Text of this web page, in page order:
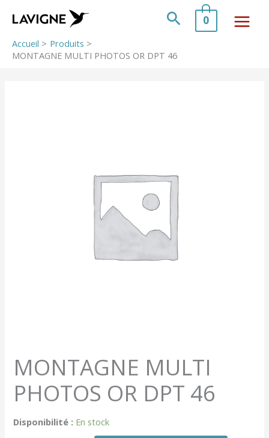
contenu
Rechercher
0
Accueil
Produits
MONTAGNE MULTI PHOTOS OR DPT 46
MONTAGNE MULTI
PHOTOS OR DPT 46
Disponibilité : En stock